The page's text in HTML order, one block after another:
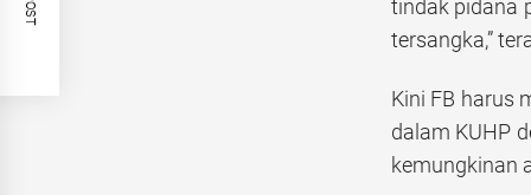
tindak pidana
tersangka,”
Kini FB harus
dalam KUHP
kemungkinan